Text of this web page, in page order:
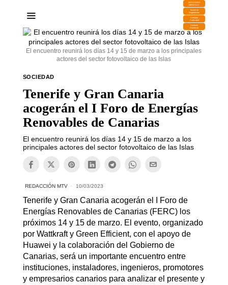
DESCARGA
MIRAPLAY
Buzón de
Sugerencias
Contratar
Publicidad
Contacto
Comercial
El encuentro reunirá los días 14 y 15 de marzo a los principales
actores del sector fotovoltaico de las Islas
SOCIEDAD
Tenerife y Gran Canaria
acogerán el I Foro de Energías
Renovables de Canarias
El encuentro reunirá los días 14 y 15 de marzo a los
principales actores del sector fotovoltaico de las Islas
REDACCIÓN MTV 10/03/2023
Tenerife y Gran Canaria acogerán el I Foro de
Energías Renovables de Canarias (FERC) los
próximos 14 y 15 de marzo. El evento, organizado
por Wattkraft y Green Efficient, con el apoyo de
Huawei y la colaboración del Gobierno de
Canarias, será un importante encuentro entre
instituciones, instaladores, ingenieros, promotores
y empresarios canarios para analizar el presente y